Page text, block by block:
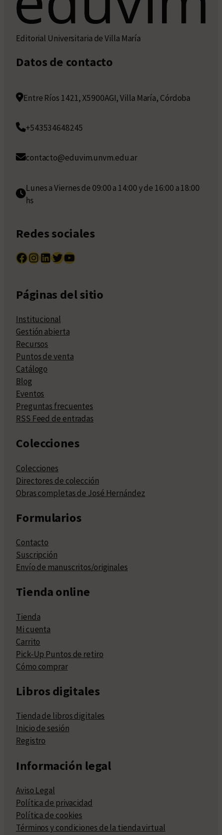
Editorial Universitaria de Villa María
Datos de contacto
Entre Ríos 1421, X5900AGI, Villa María, Córdoba
+543534648245
contacto@eduvim.unvm.edu.ar
Lunes a Viernes de 09:00 a 14:00 y de 16:00 a 18:00
hs
Redes sociales
Facebook InstagramLinkedIn Twitter YouTube
Páginas del sitio
Institucional
Gestión abierta
Recursos
Puntos de venta
Catálogo
Blog
Eventos
Preguntas frecuentes
RSS Feed de entradas
Colecciones
Colecciones
Directores de colección
Obras completas de José Hernández
Formularios
Contacto
Suscripción
Envío de manuscritos/originales
Tienda online
Tienda
Mi cuenta
Carrito
Pick-Up Puntos de retiro
Cómo comprar
Libros digitales
Tienda de libros digitales
Inicio de sesión
Registro
Información legal
Aviso Legal
Política de privacidad
Política de cookies
Términos y condiciones de la tienda virtual